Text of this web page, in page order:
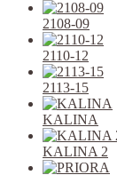
2108-09
2110-12
2113-15
KALINA
KALINA 2